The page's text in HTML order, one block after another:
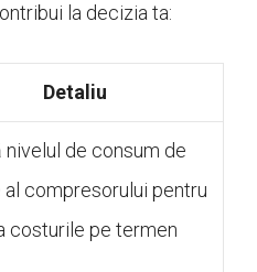
la decizia ta:
Detaliu
de consum de
al compresorului pentru
costurile pe termen